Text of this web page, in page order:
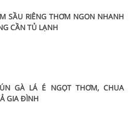
SẦU RIÊNG THƠM NGON NHANH
CẦN TỦ LẠNH
GÀ LÁ É NGỌT THƠM, CHUA
GIA ĐÌNH